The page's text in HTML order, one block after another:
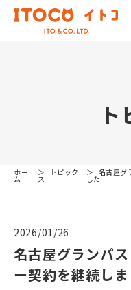
ト
ホー
ム
トピック
ス
名古屋グ
した
2026/01/26
名古屋グランパ
ー契約を継続し